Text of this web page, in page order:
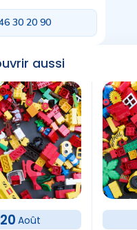
30 20 90
aussi
20 Août